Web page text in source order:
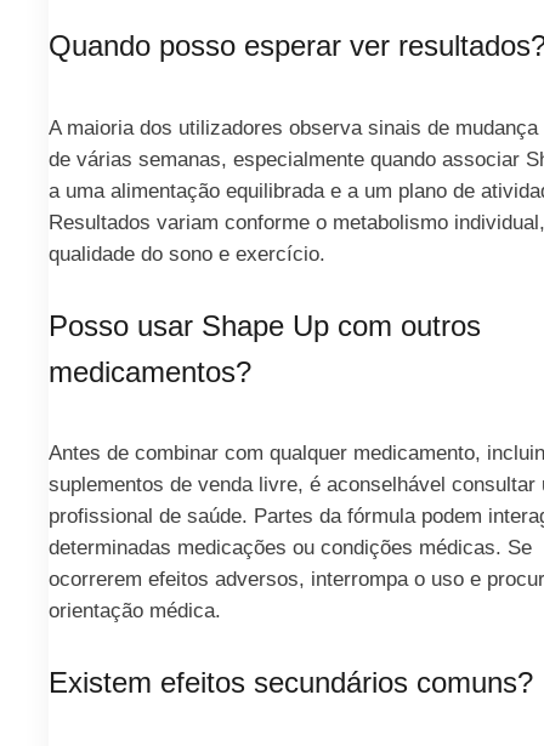
Quando posso esperar ver
A maioria dos utilizadores observa sinais de mudança
de várias semanas, especialmente quando associar
a uma alimentação equilibrada e a um plano de
Resultados variam conforme o metabolismo
qualidade do sono e exercício.
Posso usar Shape Up com outros
medicamentos?
Antes de combinar com qualquer medicamento,
suplementos de venda livre, é aconselhável consultar
profissional de saúde. Partes da fórmula podem
determinadas medicações ou condições médicas. Se
ocorrerem efeitos adversos, interrompa o uso e
orientação médica.
Existem efeitos secundários comuns?